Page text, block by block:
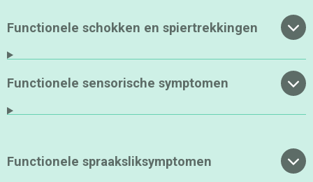
Functionele schokken en spiertrekkingen
Functionele sensorische symptomen
Functionele spraaksliksymptomen